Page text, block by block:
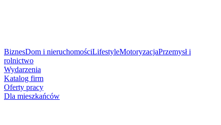
BiznesDom i nieruchomościLifestyleMotoryzacjaPrzemysł i
rolnictwo
Wydarzenia
Katalog firm
Oferty pracy
Dla mieszkańców